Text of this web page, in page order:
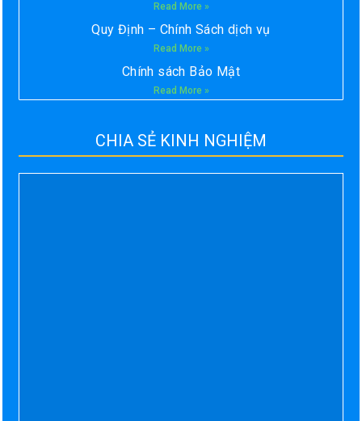
Read More »
Quy Định – Chính Sách dịch vụ
Read More »
Chính sách Bảo Mật
Read More »
CHIA SẺ KINH NGHIỆM